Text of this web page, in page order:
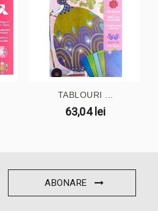
TABLOURI ...
63,04 lei
ABONARE